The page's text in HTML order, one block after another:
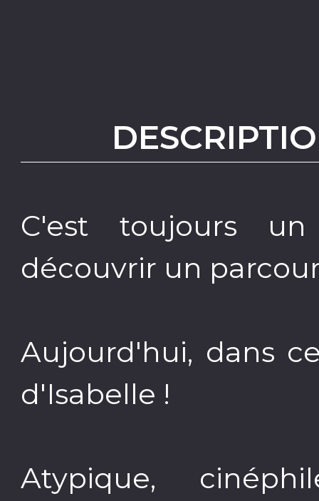
C'est toujours
découvrir un
Aujourd'hui, dans
d'Isabelle !
Atypique,